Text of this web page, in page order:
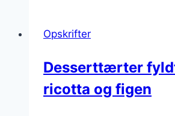
Opskrifter
Desserttærter
ricotta og figen